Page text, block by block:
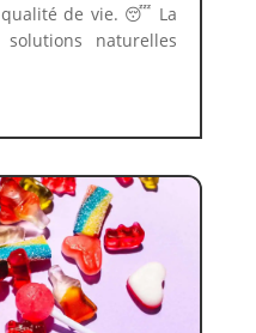
de vie. 😴 La
naturelles